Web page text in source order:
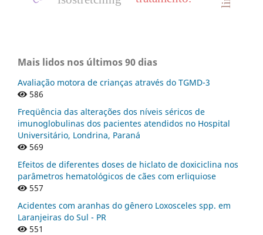
Mais lidos nos últimos 90 dias
Avaliação motora de crianças através do TGMD-3
586
Freqüência das alterações dos níveis séricos de
imunoglobulinas dos pacientes atendidos no Hospital
Universitário, Londrina, Paraná
569
Efeitos de diferentes doses de hiclato de doxiciclina nos
parâmetros hematológicos de cães com erliquiose
557
Acidentes com aranhas do gênero Loxosceles spp. em
Laranjeiras do Sul - PR
551